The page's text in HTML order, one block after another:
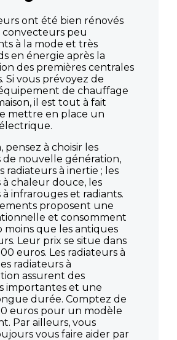
ont été bien rénovés
convecteurs peu
à la mode et très
en énergie après la
des premières centrales
Si vous prévoyez de
de chauffage
il est tout à fait
mettre en place un
pensez à choisir les
de nouvelle génération,
radiateurs à inertie ; les
à chaleur douce, les
infrarouges et radiants.
proposent une
et consomment
moins que les antiques
Leur prix se situe dans
euros. Les radiateurs à
radiateurs à
assurent des
importantes et une
durée. Comptez de
euros pour un modèle
Par ailleurs, vous
vous faire aider par